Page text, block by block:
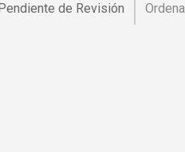
de Revisión